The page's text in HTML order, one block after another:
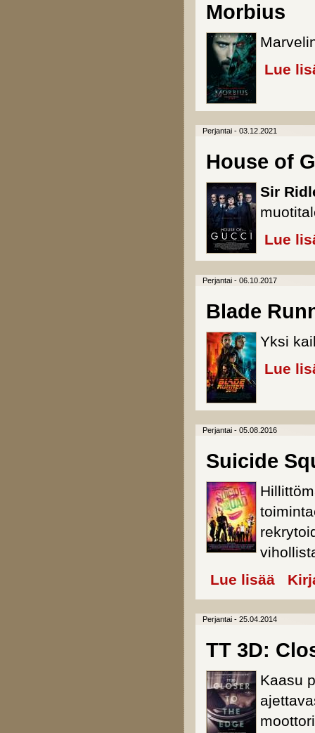
Morbius
Lue
Perjantai - 03.12.2021
House of
Sir
Lue
Perjantai - 06.10.2017
Blade
Yksi
Lue
Perjantai - 05.08.2016
Suicide
Lue lisää about
Perjantai - 25.04.2014
TT 3D:
Kaasu